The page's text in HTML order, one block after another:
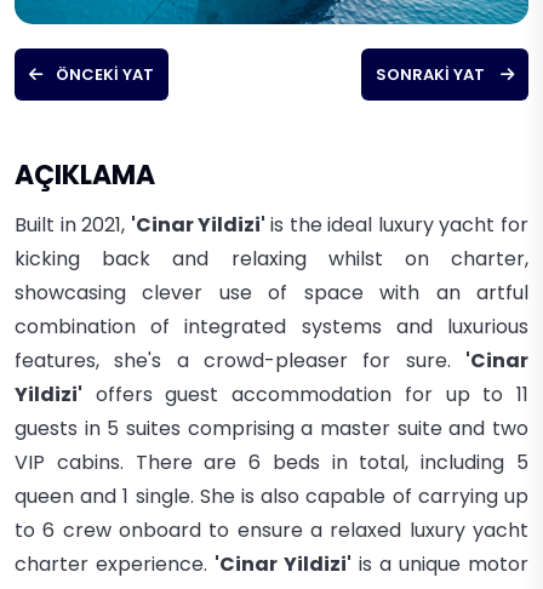
ÖNCEKI YAT SONRAKI YAT
AÇIKLAMA
Built in 2021, 'Cinar Yildizi'is the ideal luxury yacht for
kicking back and relaxing whilst on charter,
showcasing clever use of space with an artful
combination of integrated systems and luxurious
features, she's a crowd-pleaser for sure. 'Cinar
Yildizi' offers guest accommodation for up to 11
guests in 5 suites comprising a master suite and two
VIP cabins. There are 6 beds in total, including 5
queen and 1 single. She is also capable of carrying up
to 6 crew onboard to ensure a relaxed luxury yacht
charter experience. 'Cinar Yildizi' is a unique motor